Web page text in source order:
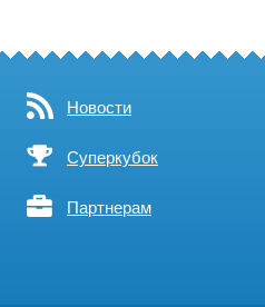
Новости
Суперкубок
Партнерам